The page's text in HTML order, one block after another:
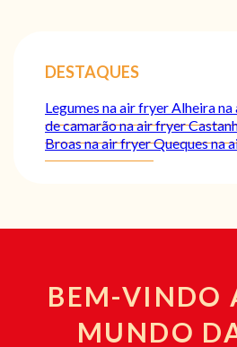
DESTAQUES
Legumes na air fryerAlheira
de camarão na air fryer
Broas na air fryerQueques na
BEM-VINDO
MUNDO